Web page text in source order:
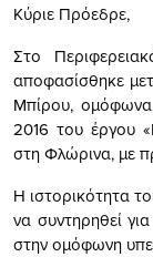
Κύριε Πρόεδρε,
Στο
αποφασίσθηκε
Μπίρου,
2016 του έργου
στη Φλώρινα, με
Η ιστορικότητα
να συντηρηθεί
στην ομόφωνη